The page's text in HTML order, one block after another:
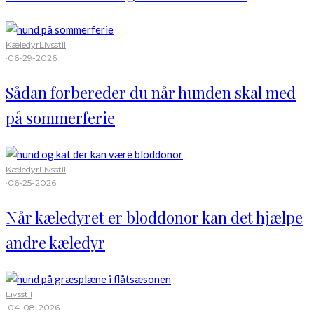
KæledyrLivsstil
·06-29-2026
Sådan forbereder du når hunden skal med
på sommerferie
KæledyrLivsstil
·06-25-2026
Når kæledyret er bloddonor kan det hjælpe
andre kæledyr
Livsstil
·04-08-2026